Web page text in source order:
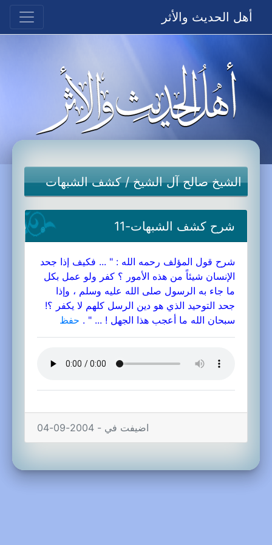
أهل الحديث والأثر
الشيخ صالح آل الشيخ/كشف الشبهات
شرح كشف الشبهات-11
شرح قول المؤلف رحمه الله : " ... فكيف إذا جحد
الإنسان شيئاً من هذه الأمور ؟ كفر ولو عمل بكل
ما جاء به الرسول صلى الله عليه وسلم ، وإذا
جحد التوحيد الذي هو دين الرسل كلهم لا يكفر ؟!
سبحان الله ما أعجب هذا الجهل ! ... " . حفظ
اضيفت في - 2004-09-04